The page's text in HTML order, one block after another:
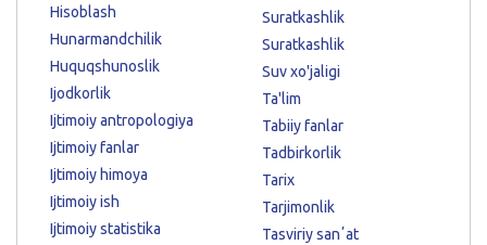
Hisoblash
Hunarmandchilik
Huquqshunoslik
Ijodkorlik
Ijtimoiy antropologiya
Ijtimoiy fanlar
Ijtimoiy himoya
Ijtimoiy ish
Ijtimoiy statistika
Suratkashlik
Suratkashlik
Suv xo'jaligi
Ta'lim
Tabiiy fanlar
Tadbirkorlik
Tarix
Tarjimonlik
Tasviriy sanʼat